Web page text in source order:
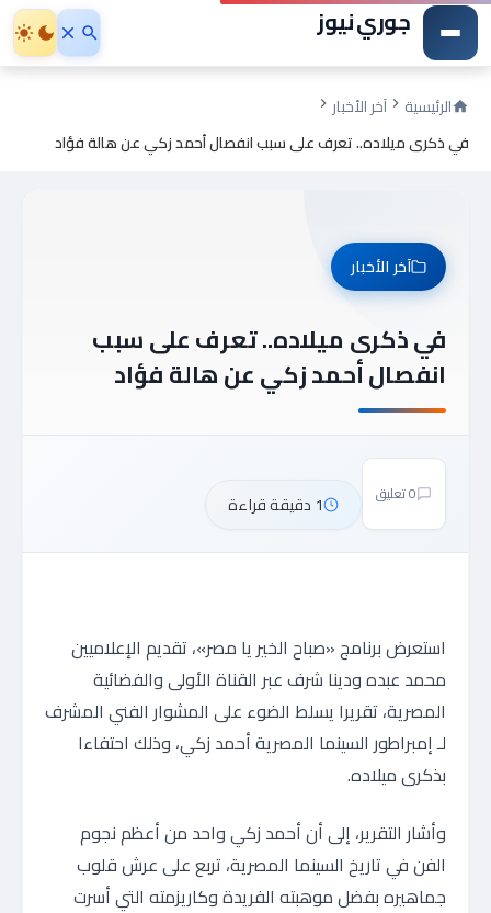
جوري نيوز
الرئيسية
آخر الأخبار
في ذكرى ميلاده.. تعرف على سبب انفصال أحمد زكي عن هالة فؤاد
آخر الأخبار
في ذكرى ميلاده.. تعرف على سبب
انفصال أحمد زكي عن هالة فؤاد
0 تعليق 1 دقيقة قراءة
استعرض برنامج «صباح الخير يا مصر»، تقديم الإعلاميين
محمد عبده ودينا شرف عبر القناة الأولى والفضائية
المصرية، تقريرا يسلط الضوء على المشوار الفني المشرف
لـ إمبراطور السينما المصرية أحمد زكي، وذلك احتفاءا
بذكرى ميلاده.
وأشار التقرير، إلى أن أحمد زكي واحد من أعظم نجوم
الفن في تاريخ السينما المصرية، تربع على عرش قلوب
جماهيره بفضل موهبته الفريدة وكاريزمته التي أسرت